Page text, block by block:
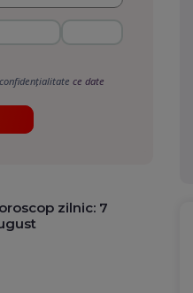
ce date
zilnic: 7